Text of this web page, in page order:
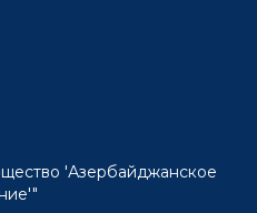
'Азербайджанское